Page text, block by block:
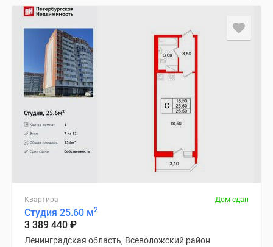
Квартира Дом сдан
Студия 25.60 м2
3 389 440 ₽
Ленинградская область, Всеволожский район